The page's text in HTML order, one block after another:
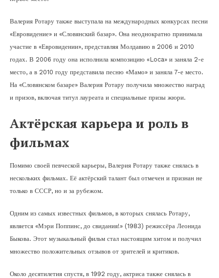
Валерия Ротару также выступала на международных конкурсах песни
«Евровидение» и «Словянский базар». Она неоднократно принимала
участие в «Евровидении», представляя Молдавию в 2006 и 2010
годах. В 2006 году она исполнила композицию «Loca» и заняла 2-е
место, а в 2010 году представила песню «Мамо» и заняла 7-е место.
На «Словянском базаре» Валерия Ротару получила множество наград
и призов, включая титул лауреата и специальные призы жюри.
Актёрская карьера и роль в
фильмах
Помимо своей певческой карьеры, Валерия Ротару также снялась в
нескольких фильмах. Её актёрский талант был отмечен и признан не
только в СССР, но и за рубежом.
Одним из самых известных фильмов, в которых снялась Ротару,
является «Мэри Поппинс, до свидания!» (1983) режиссёра Леонида
Быкова. Этот музыкальный фильм стал настоящим хитом и получил
множество положительных отзывов от зрителей и критиков.
Около десятилетия спустя, в 1992 году, актриса также снялась в